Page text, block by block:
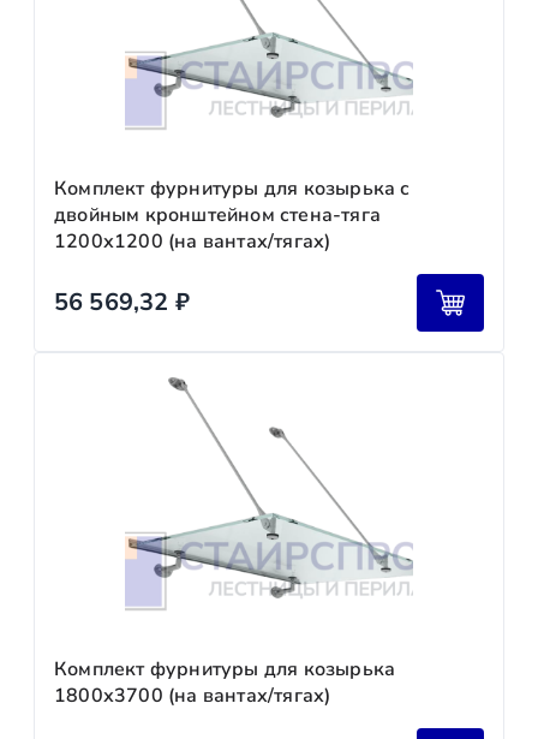
Комплект фурнитуры для козырька с
двойным кронштейном стена-тяга
1200х1200 (на вантах/тягах)
56 569,32 ₽
Комплект фурнитуры для козырька
1800х3700 (на вантах/тягах)